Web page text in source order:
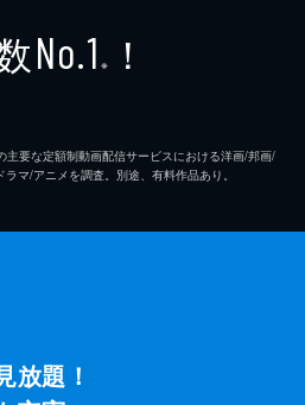
No.1 ※ ！
要な定額制動画配信サービスにおける洋画/邦画/
マ/アニメを調査。別途、有料作品あり。
放題！